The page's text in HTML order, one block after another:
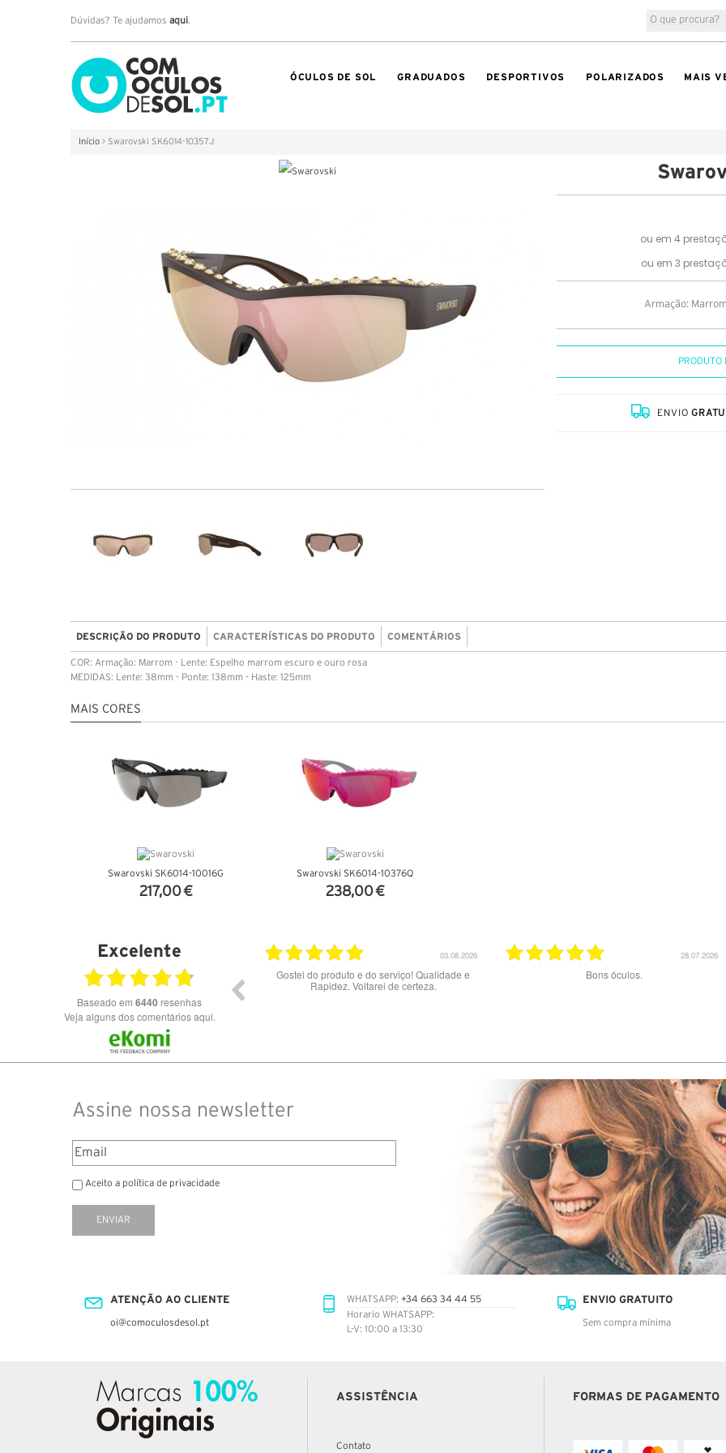
Dúvidas? Te ajudamos aqui.
ÓCULOS DE SOL GRADUADOS DESPORTIVOS POLARIZADOS MAIS
Início > Swarovski SK6014-10357J
Armação:
PRODUTO
ENVIO
DESCRIÇÃO DO PRODUTO CARACTERÍSTICAS DO PRODUTO COMENTÁRIOS
COR: Armação: Marrom - Lente: Espelho marrom escuro e ouro rosa
MEDIDAS: Lente: 38mm - Ponte: 138mm - Haste: 125mm
MAIS CORES
Swarovski SK6014-10016G
217,00 €
Swarovski SK6014-10376Q
238,00 €
Excelente
Baseado em 6440 resenhas
Veja alguns dos comentários aqui.
28.07.2026
Bons óculos.
Óculos de excelente qualidade aos melhores
preços
Excelente serviço.
Muito
Assine nossa newsletter
Aceito a política de privacidade
ENVIAR
ATENÇÃO AO CLIENTE
oi@comoculosdesol.pt
WHATSAPP: +34 663 34 44 55
Horario WHATSAPP:
L-V: 10:00 a 13:30
ENVIO GRATUITO
Sem compra mínima
ASSISTÊNCIA
Contato
FORMAS DE PAGAMENTO